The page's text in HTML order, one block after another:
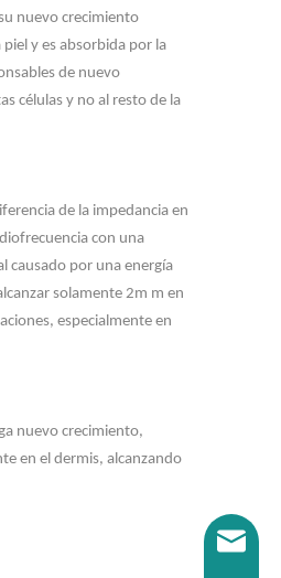
nuevo crecimiento
y es absorbida por la
de nuevo
células y no al resto de la
de la impedancia en
con una
causado por una energía
solamente 2m m en
especialmente en
nuevo crecimiento,
en el dermis, alcanzando
Correo